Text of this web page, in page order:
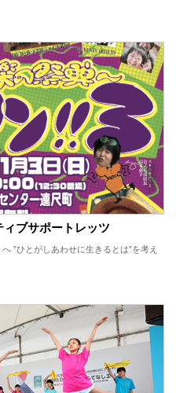
ブサポートレッツ
”ひとがしあわせに生きるとは”を考え